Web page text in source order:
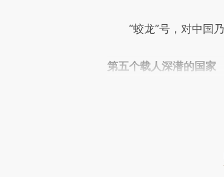
“蛟龙”号，对中国乃
第五个载人深潜的国家